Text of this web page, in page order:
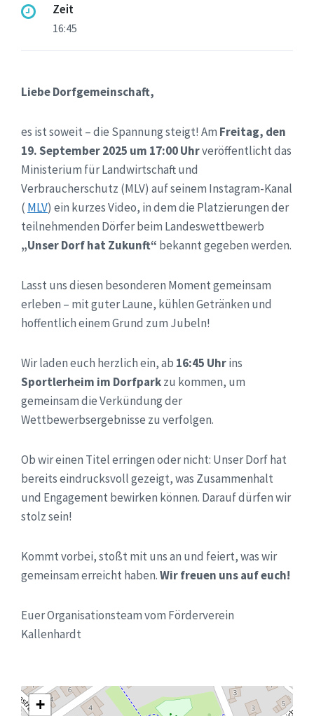
Zeit
16:45
Liebe Dorfgemeinschaft,
es ist soweit – die Spannung steigt! Am Freitag, den
19. September 2025 um 17:00 Uhrveröffentlicht das
Ministerium für Landwirtschaft und
Verbraucherschutz (MLV) auf seinem Instagram-Kanal
( MLV) ein kurzes Video, in dem die Platzierungen der
teilnehmenden Dörfer beim Landeswettbewerb
„Unser Dorf hat Zukunft“ bekannt gegeben werden.
Lasst uns diesen besonderen Moment gemeinsam
erleben – mit guter Laune, kühlen Getränken und
hoffentlich einem Grund zum Jubeln!
Wir laden euch herzlich ein, ab 16:45 Uhrins
Sportlerheim im Dorfparkzu kommen, um
gemeinsam die Verkündung der
Wettbewerbsergebnisse zu verfolgen.
Ob wir einen Titel erringen oder nicht: Unser Dorf hat
bereits eindrucksvoll gezeigt, was Zusammenhalt
und Engagement bewirken können. Darauf dürfen wir
stolz sein!
Kommt vorbei, stoßt mit uns an und feiert, was wir
gemeinsam erreicht haben.Wir freuen uns auf euch!
Euer Organisationsteam vom Förderverein
Kallenhardt
+